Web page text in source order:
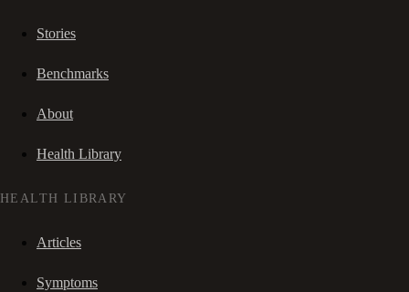
Stories
Benchmarks
About
Health Library
HEALTH LIBRARY
Articles
Symptoms